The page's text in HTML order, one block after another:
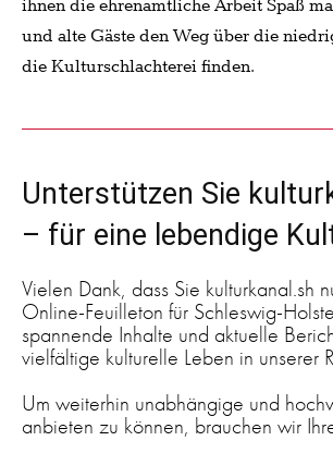
ihnen die ehrenamtliche Arbeit Spaß
und alte Gäste den Weg über die
die Kulturschlachterei finden.
Unterstützen Sie
– für eine lebendige
Vielen Dank, dass Sie kulturkanal.sh
Online-Feuilleton für Schleswig-
spannende Inhalte und aktuelle
vielfältige kulturelle Leben in unserer
Um weiterhin unabhängige und
anbieten zu können, brauchen wir